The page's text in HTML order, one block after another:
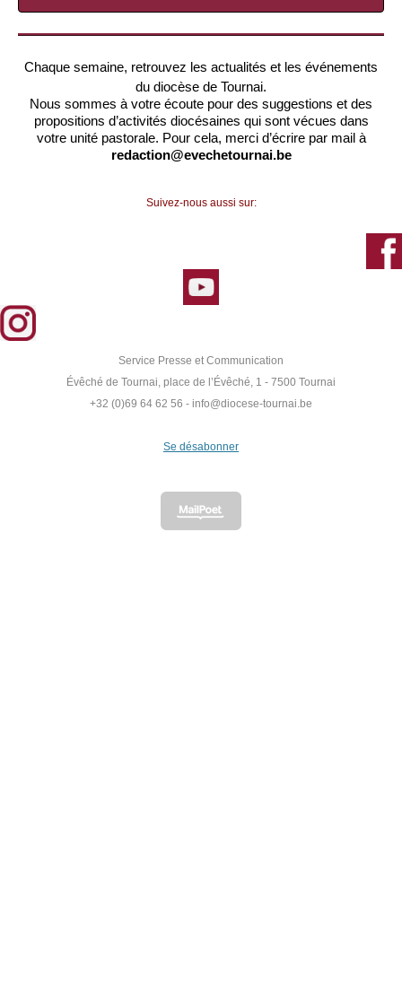
Chaque semaine, retrouvez les actualités et les événements
du diocèse de Tournai.
Nous sommes à votre écoute pour des suggestions et des
propositions d’activités diocésaines qui sont vécues dans
votre unité pastorale. Pour cela, merci d’écrire par mail à
redaction@evechetournai.be
‍Suivez-nous aussi sur:
‍Service Presse et Communication
Évêché de Tournai, place de l’Évêché, 1 - 7500 Tournai
+32 (0)69 64 62 56 - info@diocese-tournai.be
Se désabonner